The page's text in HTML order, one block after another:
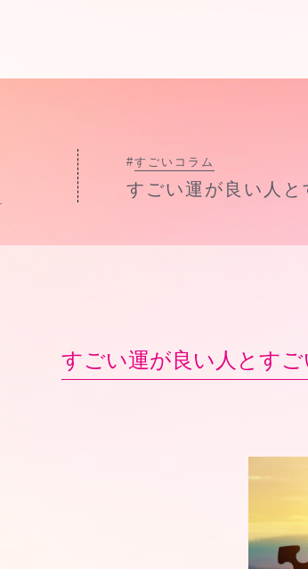
#すごいコラム
すごい運が良い人と
すごい運が良い人とすご